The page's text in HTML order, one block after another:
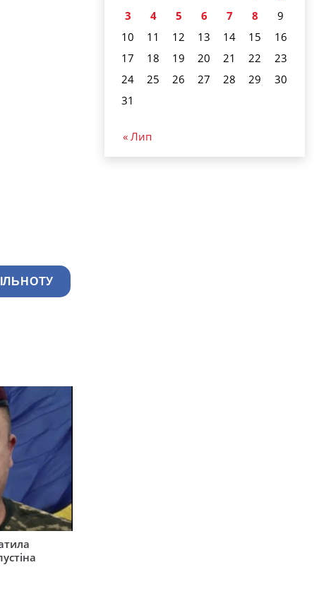
3
4 5 6 7 8
9
10
11 12 13 14 15
16
17
18 19 20 21 22
23
24
25 26 27 28 29
30
31
« Лип